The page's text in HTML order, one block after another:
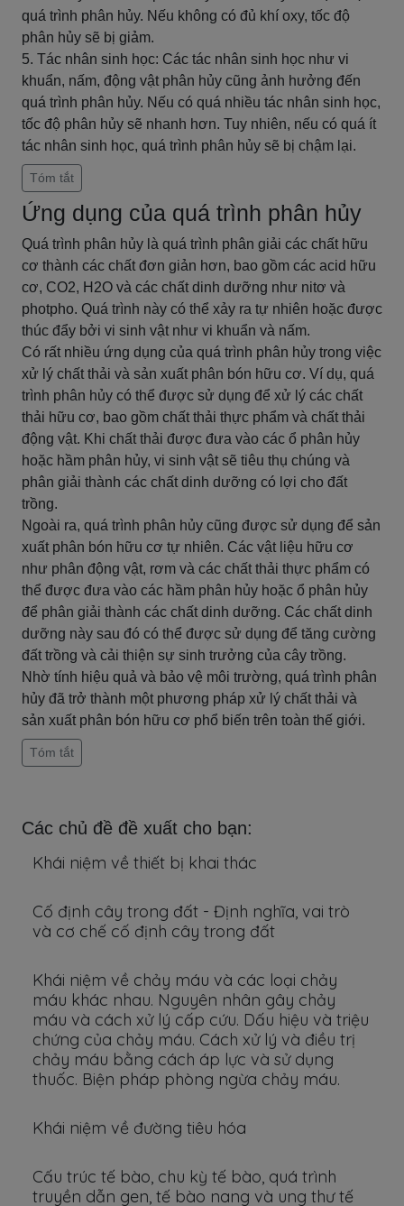
quá trình phân hủy. Nếu không có đủ khí oxy, tốc độ
phân hủy sẽ bị giảm.
5. Tác nhân sinh học: Các tác nhân sinh học như vi
khuẩn, nấm, động vật phân hủy cũng ảnh hưởng đến
quá trình phân hủy. Nếu có quá nhiều tác nhân sinh học,
tốc độ phân hủy sẽ nhanh hơn. Tuy nhiên, nếu có quá ít
tác nhân sinh học, quá trình phân hủy sẽ bị chậm lại.
Tóm tắt
Ứng dụng của quá trình phân hủy
Quá trình phân hủy là quá trình phân giải các chất hữu
cơ thành các chất đơn giản hơn, bao gồm các acid hữu
cơ, CO2, H2O và các chất dinh dưỡng như nitơ và
photpho. Quá trình này có thể xảy ra tự nhiên hoặc được
thúc đẩy bởi vi sinh vật như vi khuẩn và nấm.
Có rất nhiều ứng dụng của quá trình phân hủy trong việc
xử lý chất thải và sản xuất phân bón hữu cơ. Ví dụ, quá
trình phân hủy có thể được sử dụng để xử lý các chất
thải hữu cơ, bao gồm chất thải thực phẩm và chất thải
động vật. Khi chất thải được đưa vào các ổ phân hủy
hoặc hầm phân hủy, vi sinh vật sẽ tiêu thụ chúng và
phân giải thành các chất dinh dưỡng có lợi cho đất
trồng.
Ngoài ra, quá trình phân hủy cũng được sử dụng để sản
xuất phân bón hữu cơ tự nhiên. Các vật liệu hữu cơ
như phân động vật, rơm và các chất thải thực phẩm có
thể được đưa vào các hầm phân hủy hoặc ổ phân hủy
để phân giải thành các chất dinh dưỡng. Các chất dinh
dưỡng này sau đó có thể được sử dụng để tăng cường
đất trồng và cải thiện sự sinh trưởng của cây trồng.
Nhờ tính hiệu quả và bảo vệ môi trường, quá trình phân
hủy đã trở thành một phương pháp xử lý chất thải và
sản xuất phân bón hữu cơ phổ biến trên toàn thế giới.
Tóm tắt
Các chủ đề đề xuất cho bạn:
Khái niệm về thiết bị khai thác
Cố định cây trong đất - Định nghĩa, vai trò
và cơ chế cố định cây trong đất
Khái niệm về chảy máu và các loại chảy
máu khác nhau. Nguyên nhân gây chảy
máu và cách xử lý cấp cứu. Dấu hiệu và triệu
chứng của chảy máu. Cách xử lý và điều trị
chảy máu bằng cách áp lực và sử dụng
thuốc. Biện pháp phòng ngừa chảy máu.
Khái niệm về đường tiêu hóa
Cấu trúc tế bào, chu kỳ tế bào, quá trình
truyền dẫn gen, tế bào nang và ung thư tế